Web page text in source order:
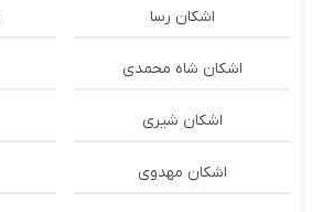
اشکان رسا
اشکان شاه محمدی
اشکان شیری
اشکان مهدوی